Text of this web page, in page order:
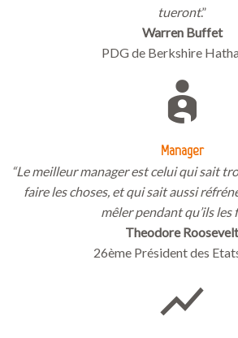
tueront.”
Warren Buffet
PDG de Berkshire
Manager
“Le meilleur manager est celui qui sait
faire les choses, et qui sait aussi
mêler pendant qu’ils les
Theodore Roosevelt
26ème Président des